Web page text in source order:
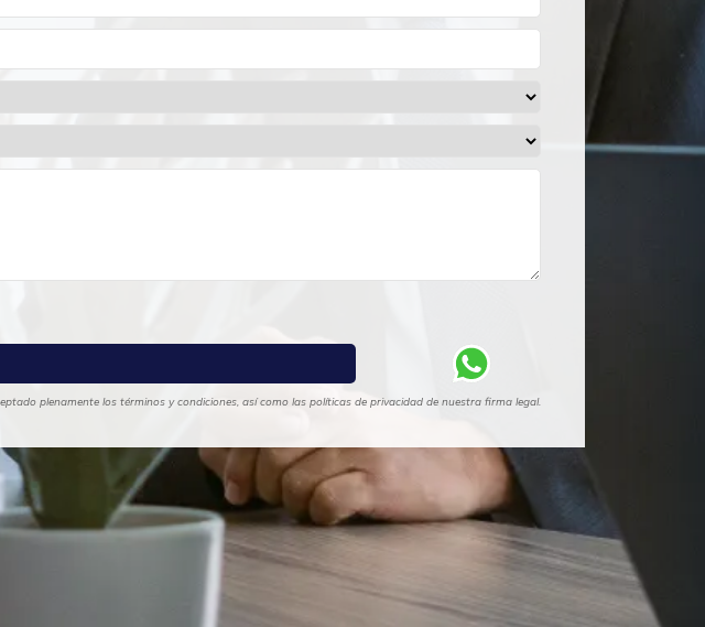
plenamente los términos y condiciones, así como las políticas de privacidad de nuestra firma legal.